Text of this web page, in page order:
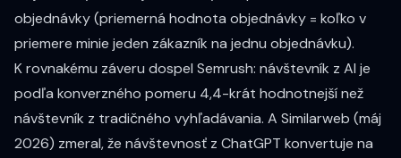
objednávky(priemerná hodnota objednávky = koľko v
priemere minie jeden zákazník na jednu objednávku).
K rovnakému záveru dospel Semrush: návštevník z AI je
podľa konverzného pomeru 4,4-krát hodnotnejší než
návštevník z tradičného vyhľadávania. A Similarweb (máj
2026) zmeral, že návštevnosť z ChatGPT konvertuje na